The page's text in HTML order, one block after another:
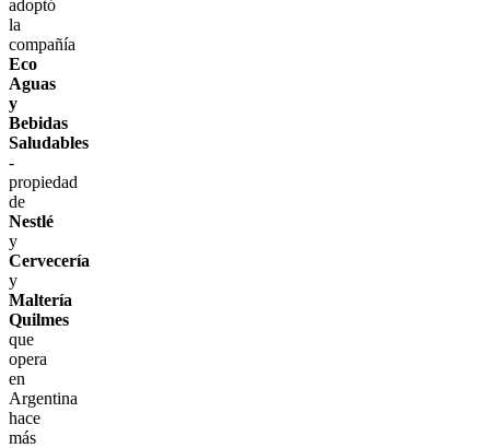
adoptó
la
compañía
Eco
Aguas
y
Bebidas
Saludables
-
propiedad
de
Nestlé
y
Cervecería
y
Maltería
Quilmes
que
opera
en
Argentina
hace
más